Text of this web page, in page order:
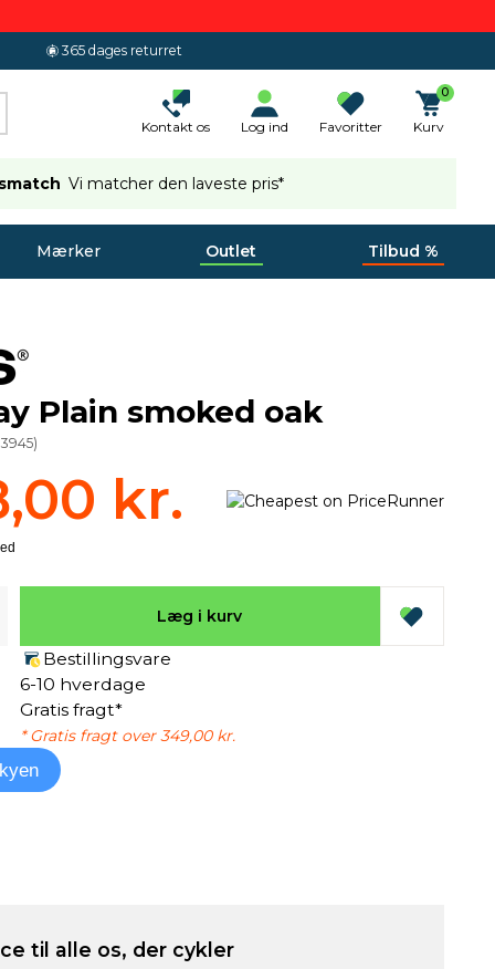
365 dages returret
Kontakt os Log ind Favoritter
0
Kurv
Vi matcher den laveste pris*
Mærker Outlet Tilbud %
Plain smoked oak
)
kr.
Læg i kurv
Bestillingsvare
6-10 hverdage
Gratis fragt*
* Gratis fragt over 349,00 kr.
til alle os, der cykler